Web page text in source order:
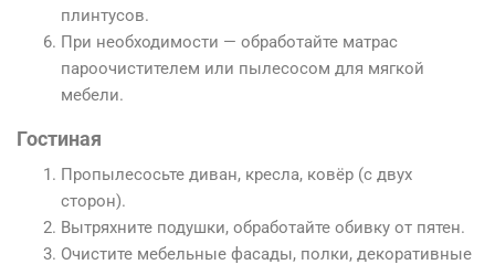
плинтусов.
При необходимости — обработайте матрас
пароочистителем или пылесосом для мягкой
мебели.
Гостиная
Пропылесосьте диван, кресла, ковёр (с двух
сторон).
Вытряхните подушки, обработайте обивку от пятен.
Очистите мебельные фасады, полки, декоративные